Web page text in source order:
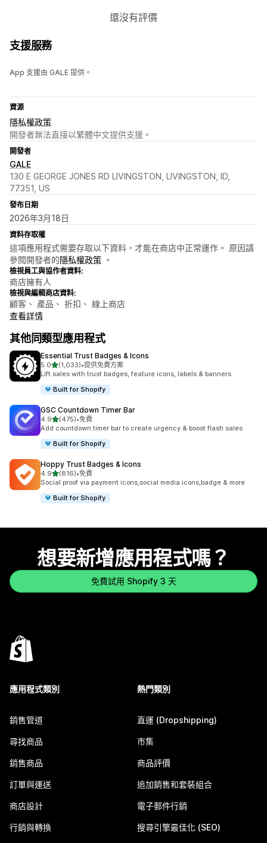
還沒有評價
支援服務
App 支援由 GALE 提供。
資源
隱私權政策
開發者無法直接以繁體中文提供支援。
開發者
GALE
130 E GEORGE JONES RD LIVINGSTON, LIVINGSTON, ID,
77351, US
發布日期
2026年3月18日
資料存取權
這項應用程式需要存取以下資料，才能在商店中正常運作。 原因請
參閱開發者的隱私權政策 。
檢視員工與協作者資料:
商店擁有人
檢視與編輯商店資料:
顧客、 產品、 折扣、 線上商店
查看詳情
其他同類型應用程式
Essential Trust Badges & Icons
5.0滿分 5 顆星
(1,033)
共有 1033 則評價
•提供免費方案
Lift sales with trust badges, feature icons, labels & banners
Built for Shopify
GSC Countdown Timer Bar
4.9滿分 5 顆星
(475)
共有 475 則評價
•免費
Add countdown timer bar to create urgency & boost flash sales
Built for Shopify
Hoppy Trust Badges & Icons
4.9滿分 5 顆星
(816)
共有 816 則評價
•免費
Social proof via payment icons,social media icons,badge & more
Built for Shopify
想要新增應用程式嗎？
免費試用 Shopify 3 天
應用程式類別
銷售管道
尋找商品
銷售商品
訂單與運送
商店設計
行銷與轉換
熱門類別
直運 (Dropshipping)
市集
商品評價
追加銷售和套裝組合
電子郵件行銷
搜尋引擎最佳化 (SEO)